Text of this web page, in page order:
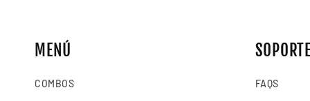
MENÚ
COMBOS
SOPORTE
FAQS